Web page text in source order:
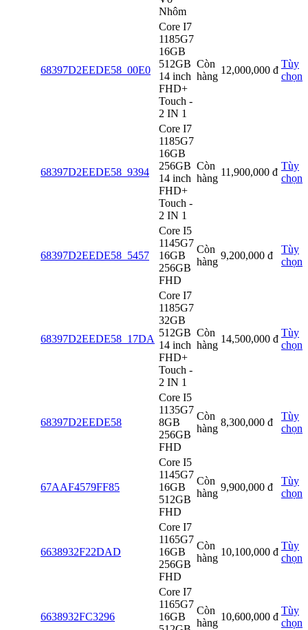
Nhôm
68397D2EEDE58_00E0
Core I7
1185G7
16GB
512GB
14 inch
FHD+
Touch -
2 IN 1
Còn
hàng
12,000,000 đ
Tùy
chọn
68397D2EEDE58_9394
Core I7
1185G7
16GB
256GB
14 inch
FHD+
Touch -
2 IN 1
Còn
hàng
11,900,000 đ
Tùy
chọn
68397D2EEDE58_5457
Core I5
1145G7
16GB
256GB
FHD
Còn
hàng
9,200,000 đ
Tùy
chọn
68397D2EEDE58_17DA
Core I7
1185G7
32GB
512GB
14 inch
FHD+
Touch -
2 IN 1
Còn
hàng
14,500,000 đ
Tùy
chọn
68397D2EEDE58
Core I5
1135G7
8GB
256GB
FHD
Còn
hàng
8,300,000 đ
Tùy
chọn
67AAF4579FF85
Core I5
1145G7
16GB
512GB
FHD
Còn
hàng
9,900,000 đ
Tùy
chọn
6638932F22DAD
Core I7
1165G7
16GB
256GB
FHD
Còn
hàng
10,100,000 đ
Tùy
chọn
6638932FC3296
Core I7
1165G7
16GB
Còn
hàng
10,600,000 đ
Tùy
chọn